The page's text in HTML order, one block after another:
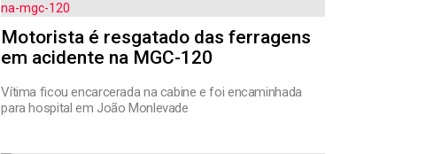
Motorista é resgatado das ferragens
em acidente na MGC-120
Vítima ficou encarcerada na cabine e foi encaminhada
para hospital em João Monlevade